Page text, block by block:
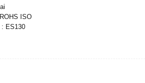
ISO
: ES130